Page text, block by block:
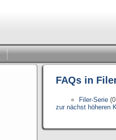
FAQs in
Filer-Serie(0
zur nächst höheren